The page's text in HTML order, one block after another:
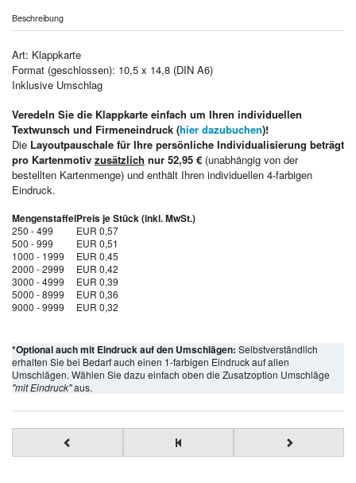
Beschreibung
Art: Klappkarte
Format (geschlossen): 10,5 x 14,8 (DIN A6)
Inklusive Umschlag
Veredeln Sie die Klappkarte einfach um Ihren individuellen
Textwunsch und Firmeneindruck (hier dazubuchen)!
Die Layoutpauschale für Ihre persönliche Individualisierung beträgt
pro Kartenmotiv zusätzlich nur 52,95 € (unabhängig von der
bestellten Kartenmenge) und enthält Ihren individuellen 4-farbigen
Eindruck.
MengenstaffelPreis je Stück (inkl. MwSt.)
250 - 499
EUR 0,57
500 - 999
EUR 0,51
1000 - 1999
EUR 0,45
2000 - 2999
EUR 0,42
3000 - 4999
EUR 0,39
5000 - 8999
EUR 0,36
9000 - 9999
EUR 0,32
*Optional auch mit Eindruck auf den Umschlägen: Selbstverständlich
erhalten Sie bei Bedarf auch einen 1-farbigen Eindruck auf allen
Umschlägen. Wählen Sie dazu einfach oben die Zusatzoption Umschläge
"mit Eindruck"aus.